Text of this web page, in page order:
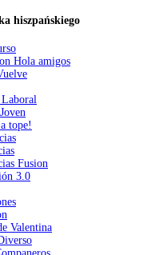
hiszpańskiego
Hola amigos
tope!
Fusion
3.0
Valentina